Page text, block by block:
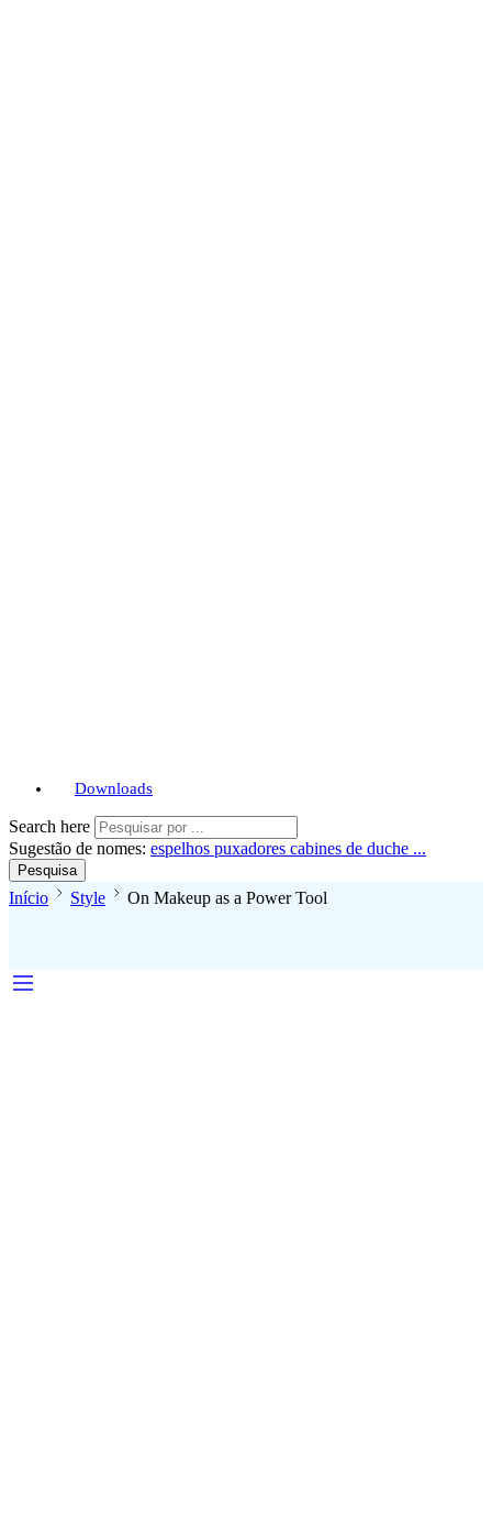
Downloads
Search here
Sugestão de nomes: espelhos puxadores cabines de duche ...
Pesquisa
Início Style On Makeup as a Power Tool